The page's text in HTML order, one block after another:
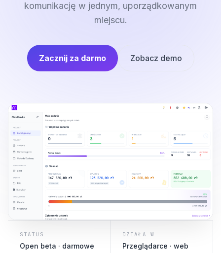
komunikację w jednym, uporządkowanym
miejscu.
Zacznij za darmo Zobacz demo
STATUS
Open beta · darmowe
DZIAŁA W
Przeglądarce · web